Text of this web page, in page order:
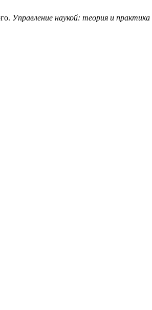
Управление наукой: теория и практика